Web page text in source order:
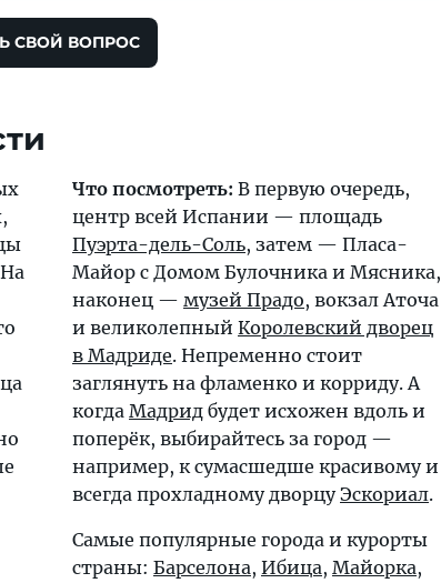
СВОЙ ВОПРОС
Что посмотреть: В первую очередь,
центр всей Испании — площадь
Пуэрта-дель-Соль, затем — Пласа-
Майор с Домом Булочника и Мясника,
наконец — музей Прадо, вокзал Аточа
и великолепный Королевский дворец
в Мадриде. Непременно стоит
заглянуть на фламенко и корриду. А
когда Мадрид будет исхожен вдоль и
поперёк, выбирайтесь за город —
например, к сумасшедше красивому и
всегда прохладному дворцуЭскориал.
Самые популярные города и курорты
страны: Барселона, Ибица, Майорка,